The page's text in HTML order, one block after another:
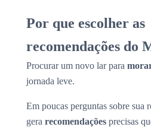
Por que escolher as
recomendações do
Procurar um novo lar para
jornada leve.
Em poucas perguntas sobre sua
gera recomendações precisas